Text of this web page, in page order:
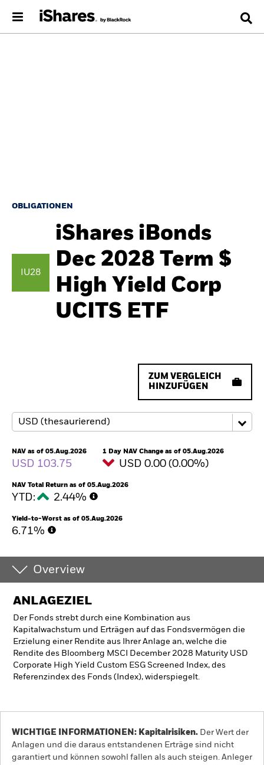
OBLIGATIONEN
IU28
iShares iBonds
Dec 2028 Term $
High Yield Corp
UCITS ETF
ZUM VERGLEICH
HINZUFÜGEN
NAV as of 05.Aug.2026
USD 103.75
1 Day NAV Change as of 05.Aug.2026
USD 0.00 (0.00%)
NAV Total Return as of 05.Aug.2026
YTD: 2.44%
Yield-to-Worst as of 05.Aug.2026
6.71%
Overview
ANLAGEZIEL
Der Fonds strebt durch eine Kombination aus
Kapitalwachstum und Erträgen auf das Fondsvermögen die
Erzielung einer Rendite aus Ihrer Anlage an, welche die
Rendite des Bloomberg MSCI December 2028 Maturity USD
Corporate High Yield Custom ESG Screened Index, des
Referenzindex des Fonds (Index), widerspiegelt.
WICHTIGE INFORMATIONEN: Kapitalrisiken. Der Wert der
Anlagen und die daraus entstandenen Erträge sind nicht
garantiert und können sowohl fallen als auch steigen. Anleger